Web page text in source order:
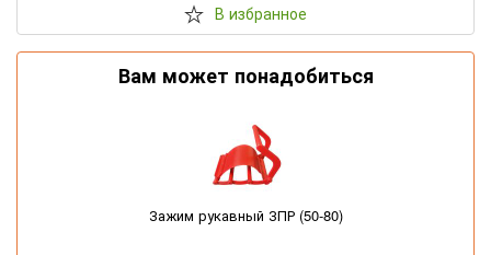
В избранное
Вам может понадобиться
Зажим рукавный ЗПР (50-80)